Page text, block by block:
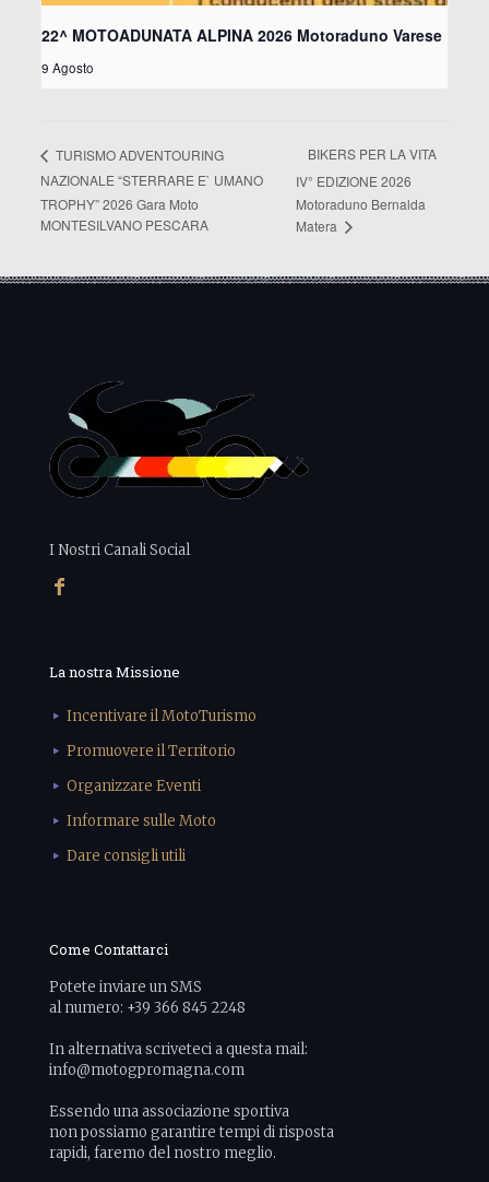
22^ MOTOADUNATA ALPINA 2026 Motoraduno Varese
9 Agosto
TURISMO ADVENTOURING
NAZIONALE “STERRARE E` UMANO
TROPHY” 2026 Gara Moto
MONTESILVANO PESCARA
BIKERS PER LA VITA
IV° EDIZIONE 2026
Motoraduno Bernalda
Matera
I Nostri Canali Social
La nostra Missione
Incentivare il MotoTurismo
Promuovere il Territorio
Organizzare Eventi
Informare sulle Moto
Dare consigli utili
Come Contattarci
Potete inviare un SMS
al numero: +39 366 845 2248
In alternativa scriveteci a questa mail:
info@motogpromagna.com
Essendo una associazione sportiva
non possiamo garantire tempi di risposta
rapidi, faremo del nostro meglio.